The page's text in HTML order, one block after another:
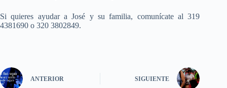
Si quieres ayudar a José y su familia, comunícate al 319
4381690 o 320 3802849.
ANTERIOR SIGUIENTE